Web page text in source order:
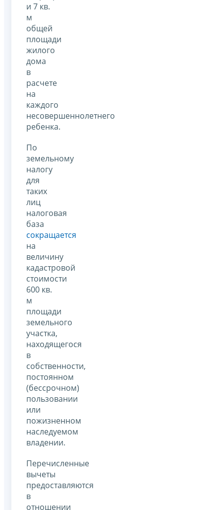
и 7 кв.
м
общей
площади
жилого
дома
в
расчете
на
каждого
несовершеннолетнего
ребенка.
По
земельному
налогу
для
таких
лиц
налоговая
база
сокращается
на
величину
кадастровой
стоимости
600 кв.
м
площади
земельного
участка,
находящегося
в
собственности,
постоянном
(бессрочном)
пользовании
или
пожизненном
наследуемом
владении.
Перечисленные
вычеты
предоставляются
в
отношении